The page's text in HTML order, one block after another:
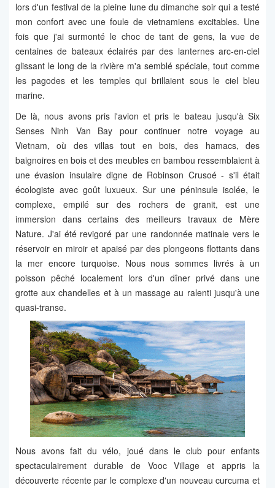
lors d'un festival de la pleine lune du dimanche soir qui a testé
mon confort avec une foule de vietnamiens excitables. Une
fois que j'ai surmonté le choc de tant de gens, la vue de
centaines de bateaux éclairés par des lanternes arc-en-ciel
glissant le long de la rivière m'a semblé spéciale, tout comme
les pagodes et les temples qui brillaient sous le ciel bleu
marine.
De là, nous avons pris l'avion et pris le bateau jusqu'à Six
Senses Ninh Van Bay pour continuer notre voyage au
Vietnam, où des villas tout en bois, des hamacs, des
baignoires en bois et des meubles en bambou ressemblaient à
une évasion insulaire digne de Robinson Crusoé - s'il était
écologiste avec goût luxueux. Sur une péninsule isolée, le
complexe, empilé sur des rochers de granit, est une
immersion dans certains des meilleurs travaux de Mère
Nature. J'ai été revigoré par une randonnée matinale vers le
réservoir en miroir et apaisé par des plongeons flottants dans
la mer encore turquoise. Nous nous sommes livrés à un
poisson pêché localement lors d'un dîner privé dans une
grotte aux chandelles et à un massage au ralenti jusqu'à une
quasi-transe.
Nous avons fait du vélo, joué dans le club pour enfants
spectaculairement durable de Vooc Village et appris la
découverte récente par le complexe d'un nouveau curcuma et